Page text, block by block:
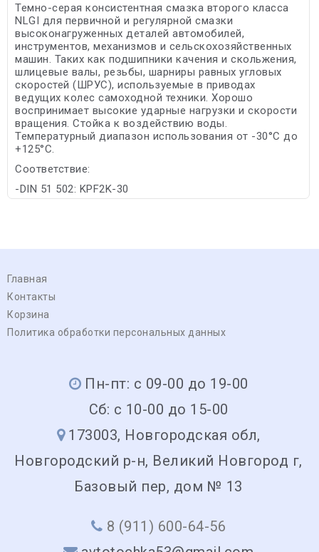
Темно-серая консистентная смазка второго класса
NLGI для первичной и регулярной смазки
высоконагруженных деталей автомобилей,
инструментов, механизмов и сельскохозяйственных
машин. Таких как подшипники качения и скольжения,
шлицевые валы, резьбы, шарниры равных угловых
скоростей (ШРУС), используемые в приводах
ведущих колес самоходной техники. Хорошо
воспринимает высокие ударные нагрузки и скорости
вращения. Стойка к воздействию воды.
Температурный диапазон использования от -30°С до
+125°С.
Соответствие:
-DIN 51 502: KPF2K-30
Главная
Контакты
Корзина
Политика обработки персональных данных
Пн-пт: с 09-00 до 19-00
Сб: с 10-00 до 15-00
173003, Новгородская обл,
Новгородский р-н, Великий Новгород г,
Базовый пер, дом № 13
8 (911) 600-64-56